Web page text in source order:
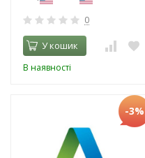
0
У кошик
В наявності
-3%